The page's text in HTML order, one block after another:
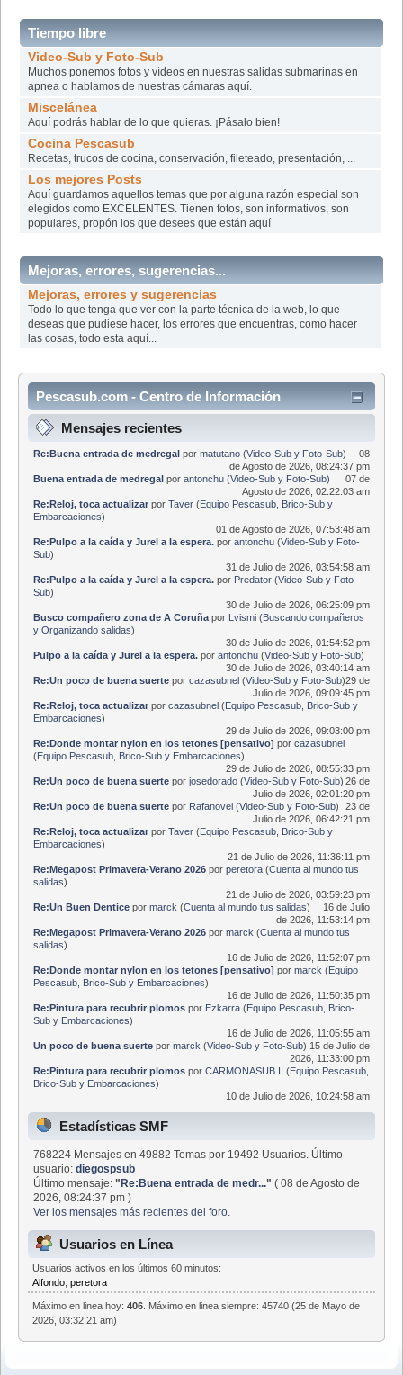
Tiempo libre
Video-Sub y Foto-Sub
Muchos ponemos fotos y vídeos en nuestras salidas submarinas en
apnea o hablamos de nuestras cámaras aquí.
Miscelánea
Aquí podrás hablar de lo que quieras. ¡Pásalo bien!
Cocina Pescasub
Recetas, trucos de cocina, conservación, fileteado, presentación, ...
Los mejores Posts
Aquí­ guardamos aquellos temas que por alguna razón especial son
elegidos como EXCELENTES. Tienen fotos, son informativos, son
populares, propón los que desees que están aquí­
Mejoras, errores, sugerencias...
Mejoras, errores y sugerencias
Todo lo que tenga que ver con la parte técnica de la web, lo que
deseas que pudiese hacer, los errores que encuentras, como hacer
las cosas, todo esta aquí...
Pescasub.com - Centro de Información
Mensajes recientes
Re:Buena entrada de medregal por matutano(Video-Sub y Foto-Sub)
08
de Agosto de 2026, 08:24:37 pm
Buena entrada de medregal por antonchu(Video-Sub y Foto-Sub)
07 de
Agosto de 2026, 02:22:03 am
Re:Reloj, toca actualizarpor Taver(Equipo Pescasub, Brico-Sub y
Embarcaciones)
01 de Agosto de 2026, 07:53:48 am
Re:Pulpo a la caída y Jurel a la espera.por antonchu(Video-Sub y Foto-
Sub)
31 de Julio de 2026, 03:54:58 am
Re:Pulpo a la caída y Jurel a la espera.por Predator(Video-Sub y Foto-
Sub)
30 de Julio de 2026, 06:25:09 pm
Busco compañero zona de A Coruñapor Lvismi(Buscando compañeros
y Organizando salidas)
30 de Julio de 2026, 01:54:52 pm
Pulpo a la caída y Jurel a la espera.por antonchu(Video-Sub y Foto-Sub)
30 de Julio de 2026, 03:40:14 am
Re:Un poco de buena suertepor cazasubnel (Video-Sub y Foto-Sub)29 de
Julio de 2026, 09:09:45 pm
Re:Reloj, toca actualizarpor cazasubnel (Equipo Pescasub, Brico-Sub y
Embarcaciones)
29 de Julio de 2026, 09:03:00 pm
Re:Donde montar nylon en los tetones [pensativo] por cazasubnel
(Equipo Pescasub, Brico-Sub y Embarcaciones)
29 de Julio de 2026, 08:55:33 pm
Re:Un poco de buena suertepor josedorado(Video-Sub y Foto-Sub) 26 de
Julio de 2026, 02:01:20 pm
Re:Un poco de buena suertepor Rafanovel (Video-Sub y Foto-Sub)
23 de
Julio de 2026, 06:42:21 pm
Re:Reloj, toca actualizarpor Taver(Equipo Pescasub, Brico-Sub y
Embarcaciones)
21 de Julio de 2026, 11:36:11 pm
Re:Megapost Primavera-Verano 2026por peretora(Cuenta al mundo tus
salidas)
21 de Julio de 2026, 03:59:23 pm
Re:Un Buen Denticepor marck (Cuenta al mundo tus salidas)
16 de Julio
de 2026, 11:53:14 pm
Re:Megapost Primavera-Verano 2026por marck (Cuenta al mundo tus
salidas)
16 de Julio de 2026, 11:52:07 pm
Re:Donde montar nylon en los tetones [pensativo] por marck (Equipo
Pescasub, Brico-Sub y Embarcaciones)
16 de Julio de 2026, 11:50:35 pm
Re:Pintura para recubrir plomospor Ezkarra(Equipo Pescasub, Brico-
Sub y Embarcaciones)
16 de Julio de 2026, 11:05:55 am
Un poco de buena suertepor marck (Video-Sub y Foto-Sub) 15 de Julio de
2026, 11:33:00 pm
Re:Pintura para recubrir plomospor CARMONASUB II (Equipo Pescasub,
Brico-Sub y Embarcaciones)
10 de Julio de 2026, 10:24:58 am
Estadísticas SMF
768224 Mensajes en 49882 Temas por 19492 Usuarios. Último
usuario:diegospsub
Último mensaje:"Re:Buena entrada de medr..." ( 08 de Agosto de
2026, 08:24:37 pm )
Ver los mensajes más recientes del foro.
Usuarios en Línea
Usuarios activos en los últimos 60 minutos:
Alfondo ,peretora
Máximo en linea hoy:406 . Máximo en linea siempre: 45740 (25 de Mayo de
2026, 03:32:21 am)